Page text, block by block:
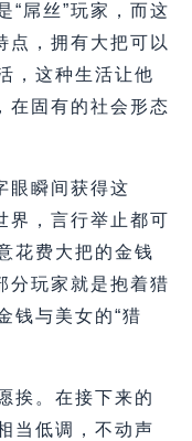
“屌丝”玩家，而这
点，拥有大把可以
，这种生活让他
在固有的社会形态
眼瞬间获得这
界，言行举止都可
花费大把的金钱
分玩家就是抱着猎
钱与美女的“猎
挨。在接下来的
当低调，不动声